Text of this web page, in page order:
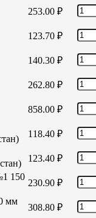
253.00 ₽
123.70 ₽
140.30 ₽
262.80 ₽
858.00 ₽
118.40 ₽
123.40 ₽
150
230.90 ₽
мм
308.80 ₽